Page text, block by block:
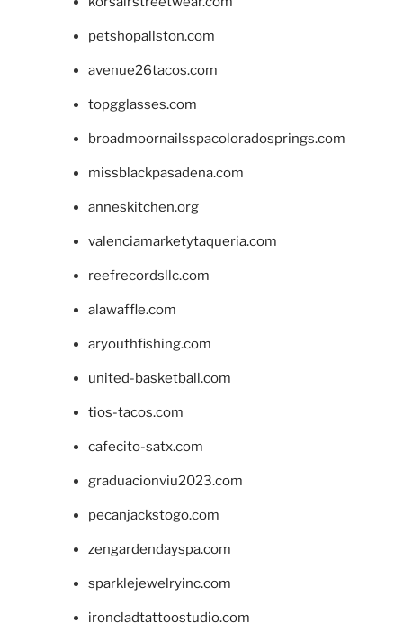
petshopallston.com
avenue26tacos.com
topgglasses.com
broadmoornailsspacoloradosprings.com
missblackpasadena.com
anneskitchen.org
valenciamarketytaqueria.com
reefrecordsllc.com
alawaffle.com
aryouthfishing.com
united-basketball.com
tios-tacos.com
cafecito-satx.com
graduacionviu2023.com
pecanjackstogo.com
zengardendayspa.com
sparklejewelryinc.com
ironcladtattoostudio.com